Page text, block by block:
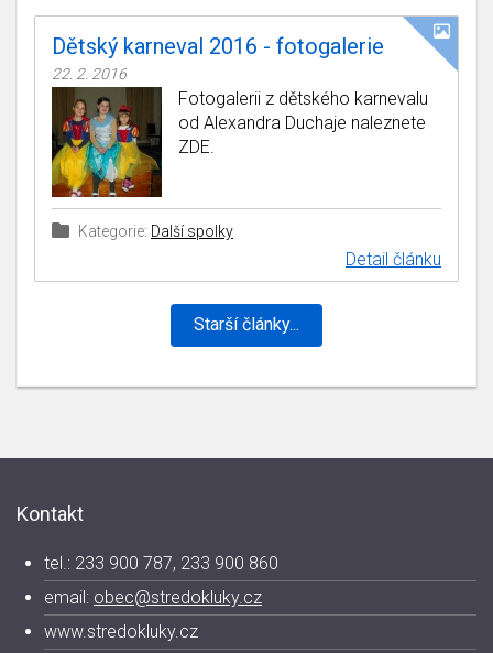
Dětský karneval 2016 - fotogalerie
22. 2. 2016
Fotogalerii z dětského karnevalu
od Alexandra Duchaje naleznete
ZDE.
Kategorie: Další spolky
Detail článku
Starší články...
Kontakt
tel.: 233 900 787, 233 900 860
email: obec@stredokluky.cz
www.stredokluky.cz